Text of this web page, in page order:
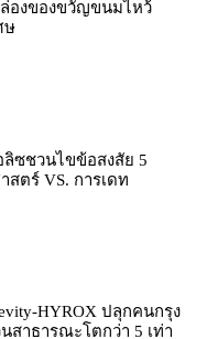
องของขวัญขนมไหว้
ษ
ซชวนไขข้อสงสัย 5
สตร์ VS. การเดท
HYROX ปลุกคนกรุง
สาธารณะโตกว่า 5 เท่า